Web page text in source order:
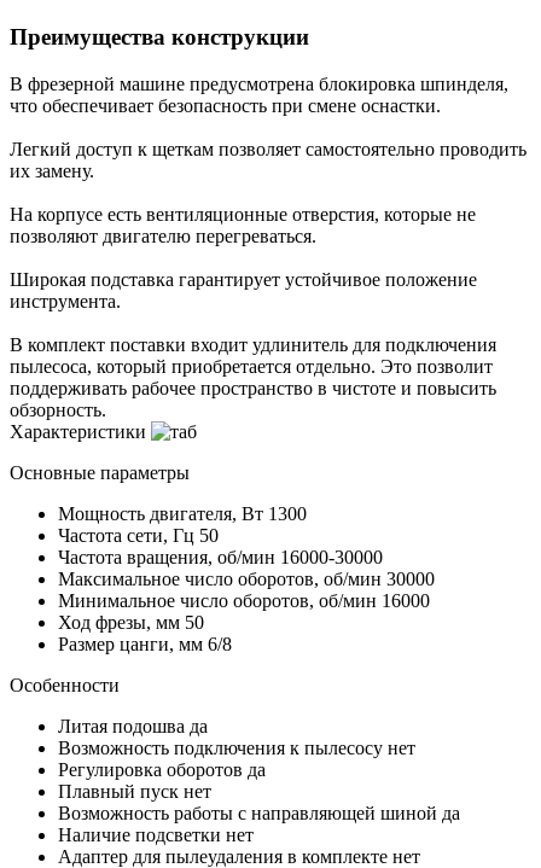
Преимущества конструкции
В фрезерной машине предусмотрена блокировка шпинделя,
что обеспечивает безопасность при смене оснастки.
Легкий доступ к щеткам позволяет самостоятельно проводить
их замену.
На корпусе есть вентиляционные отверстия, которые не
позволяют двигателю перегреваться.
Широкая подставка гарантирует устойчивое положение
инструмента.
В комплект поставки входит удлинитель для подключения
пылесоса, который приобретается отдельно. Это позволит
поддерживать рабочее пространство в чистоте и повысить
обзорность.
Характеристики
Основные параметры
Мощность двигателя, Вт 1300
Частота сети, Гц 50
Частота вращения, об/мин 16000-30000
Максимальное число оборотов, об/мин 30000
Минимальное число оборотов, об/мин 16000
Ход фрезы, мм 50
Размер цанги, мм 6/8
Особенности
Литая подошва да
Возможность подключения к пылесосу нет
Регулировка оборотов да
Плавный пуск нет
Возможность работы с направляющей шиной да
Наличие подсветки нет
Адаптер для пылеудаления в комплекте нет